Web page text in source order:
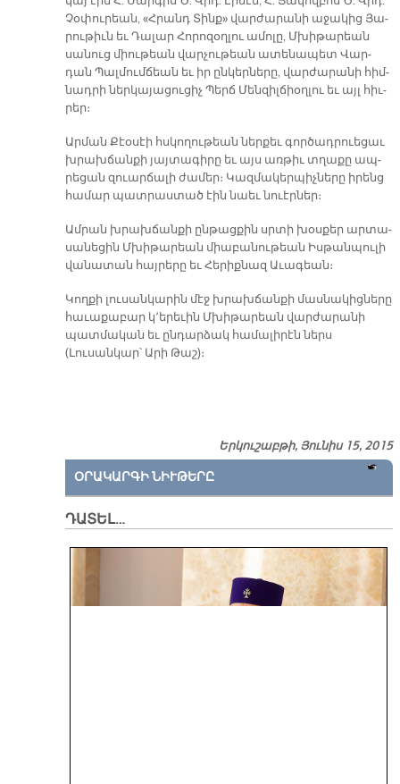
Չօ­փու­րեան, «Հրանդ Տինք» վար­ժա­րա­նի ա­ջա­կից Յա­
րու­թիւն եւ Դա­լար Հո­րո­զօղ­լու ա­մո­լը, Մխի­թա­րեան
սա­նուց միու­թեան վար­չու­թեան ա­տե­նա­պետ Վար­
դան Պալ­մում­ճեան եւ իր ըն­կեր­նե­րը, վար­ժա­րա­նի հիմ­
նադ­րի ներ­կա­յա­ցու­ցիչ Պերճ Մեն­զիլ­ճիօղ­լու եւ այլ հիւ­
րեր։
Ար­ման Քէօ­սէի հսկո­ղու­թեան ներ­քեւ գոր­ծադ­րուե­ցաւ
խրախ­ճան­քի յայ­տա­գի­րը եւ այս առ­թիւ տղա­քը ապ­
րե­ցան զուար­ճա­լի ժա­մեր։ Կազ­մա­կեր­պիչ­նե­րը ի­րենց
հա­մար պատ­րաս­տած էին նաեւ նուէր­ներ։
Ամ­րան խրախ­ճան­քի ըն­թաց­քին սրտի խօս­քեր ար­տա­
սա­նե­ցին Մխի­թա­րեան միա­բա­նու­թեան Իս­թան­պու­լի
վա­նա­տան հայ­րե­րը եւ Հե­րիք­նազ Ա­ւա­գեան։
Կողքի լուսանկարին մէջ խրախճանքի մասնակիցները
հաւաքաբար կ՚երեւին Մխիթարեան վարժարանի
պատմական եւ ընդարձակ համալիրէն ներս
(Լուսանկար՝ Արի Թաշ)։
Երկուշաբթի, Յունիս 15, 2015
ՕՐԱԿԱՐԳԻ ՆԻՒԹԵՐԸ
ԴԱՏԵԼ…